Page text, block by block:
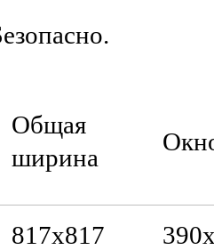
Общая
ширина
817х817